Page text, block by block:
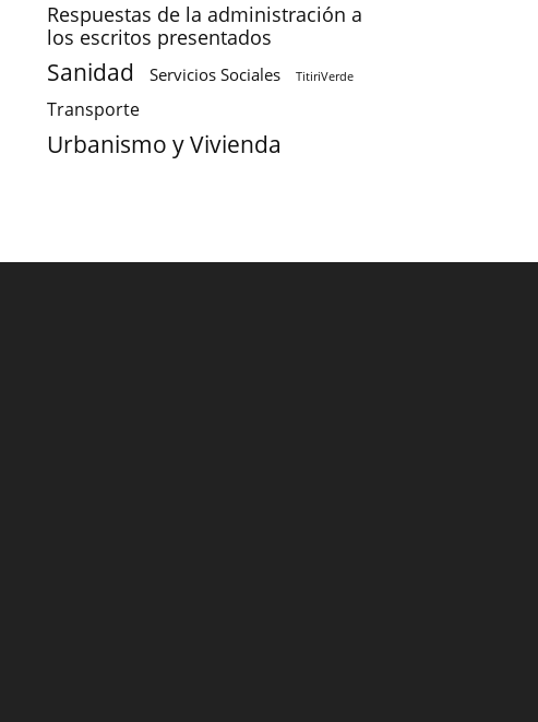
Respuestas de la administración a
los escritos presentados
Sanidad Servicios Sociales TitiriVerde
Transporte
Urbanismo y Vivienda